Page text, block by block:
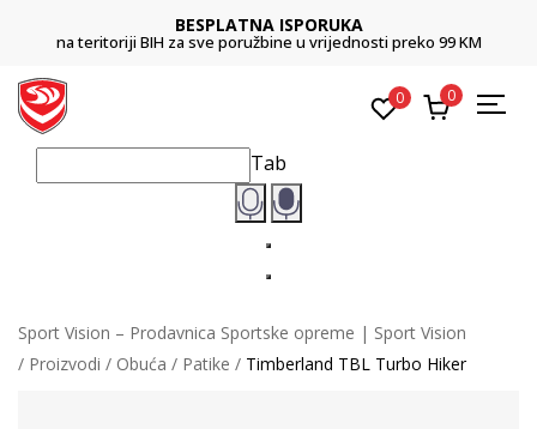
BESPLATNA ISPORUKA
na teritoriji BIH za sve poružbine u vrijednosti preko 99 KM
0 0
Tab
Sport Vision – Prodavnica Sportske opreme | Sport Vision
Proizvodi
Obuća Patike Timberland TBL Turbo Hiker